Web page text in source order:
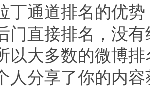
丁通道排名的优
门直接排名，没
以大多数的微博
人分享了你的内